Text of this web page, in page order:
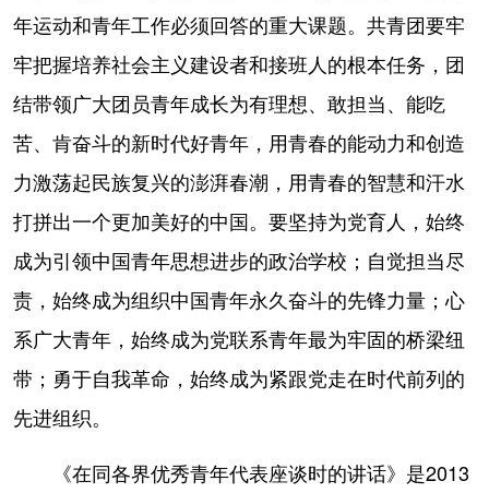
English Español Français
Русский язык 日本語 한국어
Deutsch Português
年运动和青年工作必须回答的重大课题。共青团要牢
牢把握培养社会主义建设者和接班人的根本任务，团
结带领广大团员青年成长为有理想、敢担当、能吃
苦、肯奋斗的新时代好青年，用青春的能动力和创造
力激荡起民族复兴的澎湃春潮，用青春的智慧和汗水
打拼出一个更加美好的中国。要坚持为党育人，始终
成为引领中国青年思想进步的政治学校；自觉担当尽
责，始终成为组织中国青年永久奋斗的先锋力量；心
系广大青年，始终成为党联系青年最为牢固的桥梁纽
带；勇于自我革命，始终成为紧跟党走在时代前列的
先进组织。
《在同各界优秀青年代表座谈时的讲话》是2013